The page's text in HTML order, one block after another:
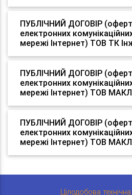
ПУБЛІЧНИЙ ДОГОВІР
електронних
мережі Інтернет) ТОВ ТК
ПУБЛІЧНИЙ ДОГОВІР
електронних
мережі Інтернет) ТОВ
ПУБЛІЧНИЙ ДОГОВІР
електронних
мережі Інтернет) ТОВ
Цілодобова